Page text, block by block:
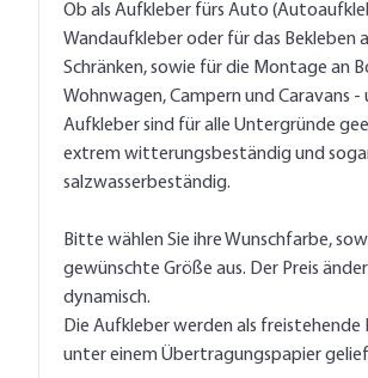
Ob als Aufkleber fürs Auto
Wandaufkleber oder für das Bekleben
Schränken, sowie für die Montage an
Wohnwagen, Campern und Caravans -
Aufkleber sind für alle Untergründe
extrem witterungsbeständig und
salzwasserbeständig.
Bitte wählen Sie ihre Wunschfarbe,
gewünschte Größe aus. Der Preis
dynamisch.
Die Aufkleber werden als freistehende
unter einem Übertragungspapier